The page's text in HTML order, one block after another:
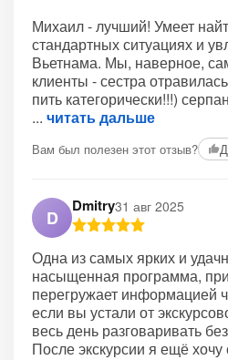
Михаил - лучший! Умеет
стандартных ситуациях и
Вьетнама. Мы, наверное,
клиенты - сестра
пить категорически!!!)
читать дальше
Вам был полезен этот отзыв?
D
Dmitry31 авг 2025
Одна из самых ярких и
насыщенная программа,
перегружает информацией
если вы устали от
весь день разговаривать
После экскурсии я ещё хочу